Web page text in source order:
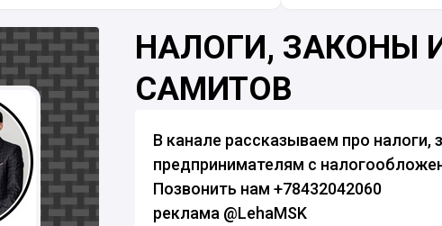
НАЛОГИ, ЗАКОНЫ
САМИТОВ
В канале рассказываем про налоги,
предпринимателям с
Позвонить нам +78432042060
реклама @LehaMSK